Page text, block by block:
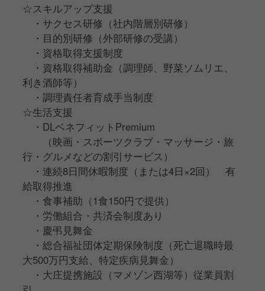
☆スキルアップ支援
・サクセス研修（社内階層別研修）
・目的別研修（外部研修の受講）
・資格取得支援制度
・資格取得補助金（調理師、野菜ソムリエ、
利き酒師等）
・調理責任者育成手当制度
☆生活支援
・DLベネフィットPremium
（映画・スポーツクラブ・マッサージ・旅
行・グルメなどの割引サービス）
・連続8日間休暇制度（または4日×2回） 有
給取得推進
・食事補助（1食150円で提供）
・労働組合・共済会制度あり
・慶弔見舞金
・総合福祉団体定期保険制度（死亡退職時最
大500万円支給、特定疾病見舞金）
・大庄提携施設（マメゾン⻄湖等）従業員割